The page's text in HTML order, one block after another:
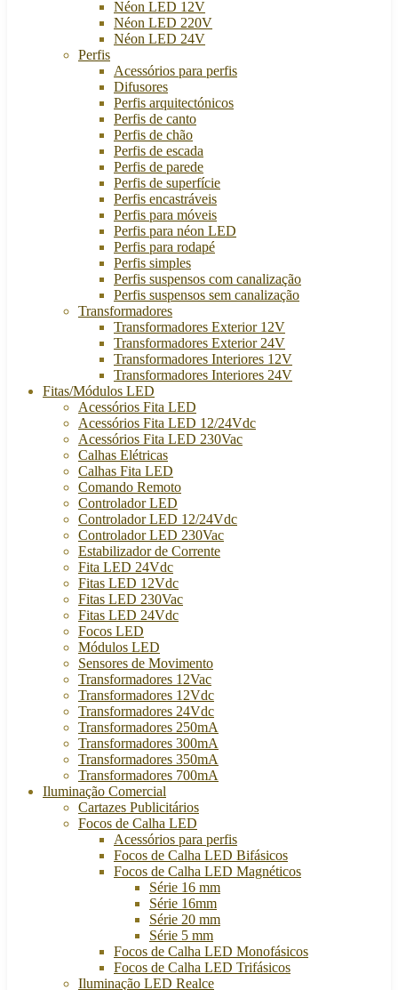
Néon LED 12V
Néon LED 220V
Néon LED 24V
Perfis
Acessórios para perfis
Difusores
Perfis arquitectónicos
Perfis de canto
Perfis de chão
Perfis de escada
Perfis de parede
Perfis de superfície
Perfis encastráveis
Perfis para móveis
Perfis para néon LED
Perfis para rodapé
Perfis simples
Perfis suspensos com canalização
Perfis suspensos sem canalização
Transformadores
Transformadores Exterior 12V
Transformadores Exterior 24V
Transformadores Interiores 12V
Transformadores Interiores 24V
Fitas/Módulos LED
Acessórios Fita LED
Acessórios Fita LED 12/24Vdc
Acessórios Fita LED 230Vac
Calhas Elétricas
Calhas Fita LED
Comando Remoto
Controlador LED
Controlador LED 12/24Vdc
Controlador LED 230Vac
Estabilizador de Corrente
Fita LED 24Vdc
Fitas LED 12Vdc
Fitas LED 230Vac
Fitas LED 24Vdc
Focos LED
Módulos LED
Sensores de Movimento
Transformadores 12Vac
Transformadores 12Vdc
Transformadores 24Vdc
Transformadores 250mA
Transformadores 300mA
Transformadores 350mA
Transformadores 700mA
Iluminação Comercial
Cartazes Publicitários
Focos de Calha LED
Acessórios para perfis
Focos de Calha LED Bifásicos
Focos de Calha LED Magnéticos
Série 16 mm
Série 16mm
Série 20 mm
Série 5 mm
Focos de Calha LED Monofásicos
Focos de Calha LED Trifásicos
Iluminação LED Realce